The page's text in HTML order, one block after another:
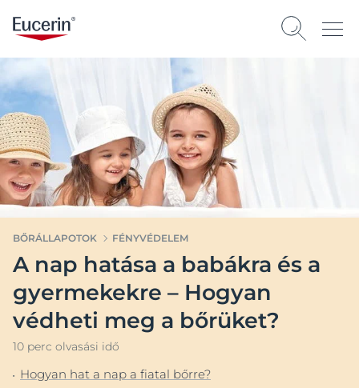
BŐRÁLLAPOTOK FÉNYVÉDELEM
A nap hatása a babákra és a
gyermekekre – Hogyan
védheti meg a bőrüket?
10 perc olvasási idő
Hogyan hat a nap a fiatal bőrre?